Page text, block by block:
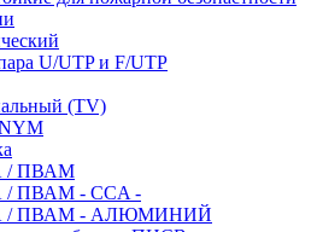
U/UTP и F/UTP
(TV)
/ ПВАМ
/ ПВАМ - CCA -
/ ПВАМ - АЛЮМИНИЙ